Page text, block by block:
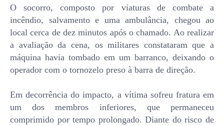
O socorro, composto por viaturas de combate a
incêndio, salvamento e uma ambulância, chegou ao
local cerca de dez minutos após o chamado. Ao realizar
a avaliação da cena, os militares constataram que a
máquina havia tombado em um barranco, deixando o
operador com o tornozelo preso à barra de direção.
Em decorrência do impacto, a vítima sofreu fratura em
um dos membros inferiores, que permaneceu
comprimido por tempo prolongado. Diante do risco de